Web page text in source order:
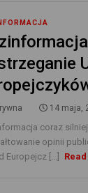
14 maja,
coraz
opinii
Europejcz [...]